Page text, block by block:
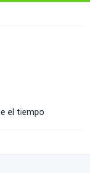
el tiempo